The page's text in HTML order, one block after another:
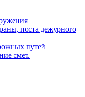
поста дежурного
путей
смет.